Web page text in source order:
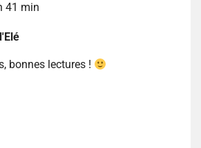
41 min
bonnes lectures !